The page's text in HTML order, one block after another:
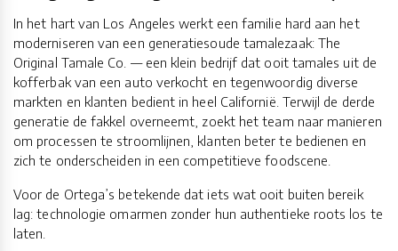
In het hart van Los Angeles werkt een familie hard aan het
moderniseren van een generatiesoude tamalezaak: The
Original Tamale Co. — een klein bedrijf dat ooit tamales uit de
kofferbak van een auto verkocht en tegenwoordig diverse
markten en klanten bedient in heel Californië. Terwijl de derde
generatie de fakkel overneemt, zoekt het team naar manieren
om processen te stroomlijnen, klanten beter te bedienen en
zich te onderscheiden in een competitieve foodscene.
Voor de Ortega’s betekende dat iets wat ooit buiten bereik
lag: technologie omarmen zonder hun authentieke roots los te
laten.